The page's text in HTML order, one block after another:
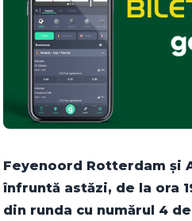
Feyenoord Rotterdam și
înfruntă astăzi, de la ora
din runda cu numărul 4